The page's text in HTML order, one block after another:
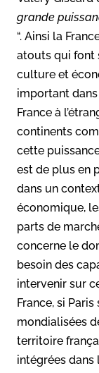
grande
“. Ainsi la
atouts qui font
culture et
important dans
France à
continents
cette
est de plus en
dans un
économique,
parts de
concerne le
besoin des
intervenir sur
France, si
mondialisées
territoire
intégrées dans